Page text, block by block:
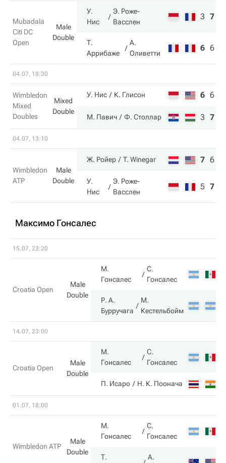
Mubadala
Citi DC
Open
Male
Double
У.
Нис
Э. Роже-
Васслен
3 7
Т.
Аррибаже
А.
Оливетти
6 6
04.07, 18:30
Wimbledon
Mixed
Doubles
Mixed
Double
У. Нис К. Глисон 6 6
М. Павич Ф. Столлар 3 7
04.07, 13:10
Wimbledon
ATP
Male
Double
Ж. Ройер T. Winegar 7 6
У.
Нис
Э. Роже-
Васслен
5 7
Максимо Гонсалес
15.07, 23:20
Croatia Open
Male
Double
М.
Гонсалес
С.
Гонсалес
Р. А.
Бурручага
М.
Кестельбойм
14.07, 23:00
Croatia Open
Male
Double
М.
Гонсалес
С.
Гонсалес
П. Исаро Н. К. Поонача
01.07, 18:00
Wimbledon ATP
Male
Double
М.
Гонсалес
С.
Гонсалес
Т. А.